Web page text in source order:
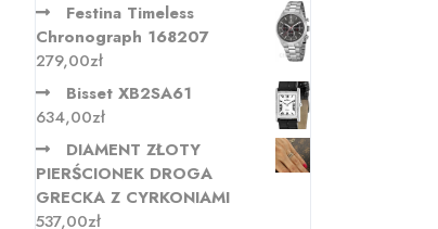
Festina Timeless
Chronograph 168207
279,00zł
Bisset XB2SA61
634,00zł
DIAMENT ZŁOTY
PIERŚCIONEK DROGA
GRECKA Z CYRKONIAMI
537,00zł